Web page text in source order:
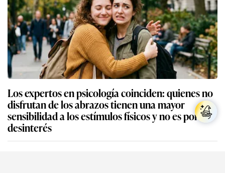
Los expertos en psicología coinciden: quienes no
disfrutan de los abrazos tienen una mayor
sensibilidad a los estímulos físicos y no es por
desinterés